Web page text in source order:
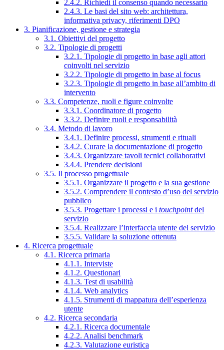
2.4.2. Richiedi il consenso quando necessario
2.4.3. Le basi del sito web: architettura,
informativa privacy, riferimenti DPO
3. Pianificazione, gestione e strategia
3.1. Obiettivi del progetto
3.2. Tipologie di progetti
3.2.1. Tipologie di progetto in base agli attori
coinvolti nel servizio
3.2.2. Tipologie di progetto in base al focus
3.2.3. Tipologie di progetto in base all’ambito di
intervento
3.3. Competenze, ruoli e figure coinvolte
3.3.1. Coordinatore di progetto
3.3.2. Definire ruoli e responsabilità
3.4. Metodo di lavoro
3.4.1. Definire processi, strumenti e rituali
3.4.2. Curare la documentazione di progetto
3.4.3. Organizzare tavoli tecnici collaborativi
3.4.4. Prendere decisioni
3.5. Il processo progettuale
3.5.1. Organizzare il progetto e la sua gestione
3.5.2. Comprendere il contesto d’uso del servizio
pubblico
3.5.3. Progettare i processi e i touchpointdel
servizio
3.5.4. Realizzare l’interfaccia utente del servizio
3.5.5. Validare la soluzione ottenuta
4. Ricerca progettuale
4.1. Ricerca primaria
4.1.1. Interviste
4.1.2. Questionari
4.1.3. Test di usabilità
4.1.4. Web analytics
4.1.5. Strumenti di mappatura dell’esperienza
utente
4.2. Ricerca secondaria
4.2.1. Ricerca documentale
4.2.2. Analisi benchmark
4.2.3. Valutazione euristica